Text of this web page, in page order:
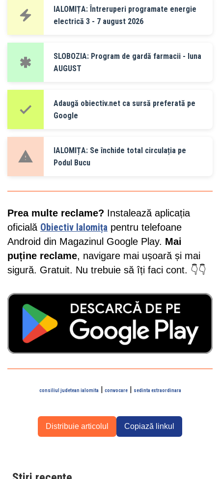
IALOMIȚA: Întreruperi programate energie
electrică 3 - 7 august 2026
SLOBOZIA: Program de gardă farmacii - luna
AUGUST
Adaugă obiectiv.net ca sursă preferată pe
Google
IALOMIȚA: Se închide total circulația pe
Podul Bucu
Prea multe reclame? Instalează aplicația
oficială Obiectiv Ialomița pentru telefoane
Android din Magazinul Google Play. Mai
puține reclame, navigare mai ușoară și mai
sigură. Gratuit. Nu trebuie să îți faci cont. 👇👇
consiliul judetean ialomita| convocare| sedinta extraordinara
Distribuie articolul Copiază linkul